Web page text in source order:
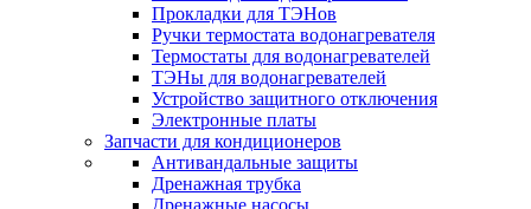
Прокладки для ТЭНов
Ручки термостата водонагревателя
Термостаты для водонагревателей
ТЭНы для водонагревателей
Устройство защитного отключения
Электронные платы
Запчасти для кондиционеров
Антивандальные защиты
Дренажная трубка
Дренажные насосы